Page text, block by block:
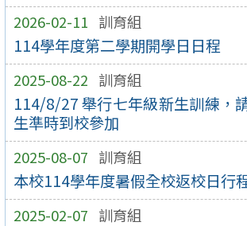
2026-02-11 訓育組
114學年度第二學期開學日日程
2025-08-22 訓育組
114/8/27 舉行七年級新生訓練，
生準時到校參加
2025-08-07 訓育組
本校114學年度暑假全校返校日行
2025-02-07 訓育組